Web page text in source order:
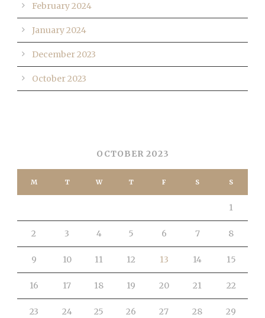
February 2024
January 2024
December 2023
October 2023
OCTOBER 2023
M T W T F S S
1
2 3 4 5 6 7 8
9 10 11 12 13 14 15
16 17 18 19 20 21 22
23 24 25 26 27 28 29